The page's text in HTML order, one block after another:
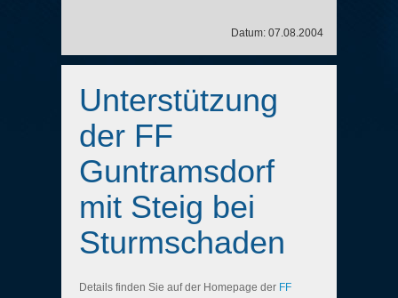
Datum: 07.08.2004
Unterstützung
der FF
Guntramsdorf
mit Steig bei
Sturmschaden
Details finden Sie auf der Homepage der FF